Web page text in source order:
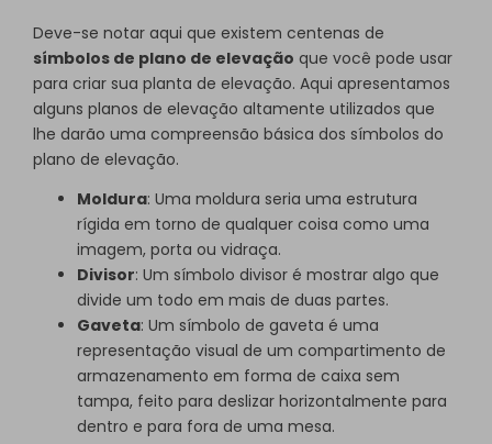
Deve-se notar aqui que existem centenas de
símbolos de plano de elevação que você pode usar
para criar sua planta de elevação. Aqui apresentamos
alguns planos de elevação altamente utilizados que
lhe darão uma compreensão básica dos símbolos do
plano de elevação.
Moldura: Uma moldura seria uma estrutura
rígida em torno de qualquer coisa como uma
imagem, porta ou vidraça.
Divisor: Um símbolo divisor é mostrar algo que
divide um todo em mais de duas partes.
Gaveta: Um símbolo de gaveta é uma
representação visual de um compartimento de
armazenamento em forma de caixa sem
tampa, feito para deslizar horizontalmente para
dentro e para fora de uma mesa.